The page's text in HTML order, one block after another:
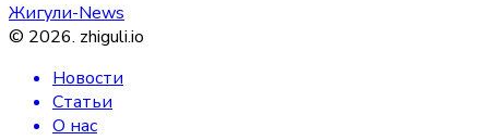
Жигули-News
© 2026. zhiguli.io
Новости
Статьи
О нас